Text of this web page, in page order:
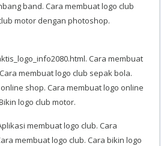
band. Cara membuat logo club
motor dengan photoshop.
Cara membuat
membuat logo club sepak bola.
shop. Cara membuat logo online
logo club motor.
membuat logo club. Cara
membuat logo club. Cara bikin logo